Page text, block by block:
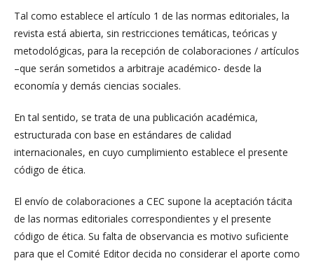
Tal como establece el artículo 1 de las normas editoriales, la
revista está abierta, sin restricciones temáticas, teóricas y
metodológicas, para la recepción de colaboraciones / artículos
–que serán sometidos a arbitraje académico- desde la
economía y demás ciencias sociales.
En tal sentido, se trata de una publicación académica,
estructurada con base en estándares de calidad
internacionales, en cuyo cumplimiento establece el presente
código de ética.
El envío de colaboraciones a CEC supone la aceptación tácita
de las normas editoriales correspondientes y el presente
código de ética. Su falta de observancia es motivo suficiente
para que el Comité Editor decida no considerar el aporte como